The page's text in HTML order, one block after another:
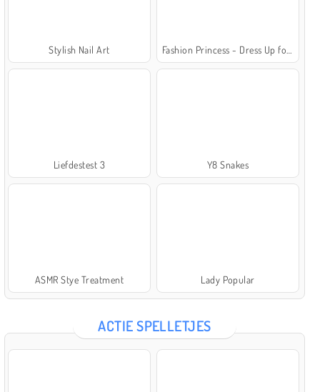
Stylish Nail Art
Liefdestest 3 Y8 Snakes
ASMR Stye Treatment Lady Popular
ACTIE SPELLETJES